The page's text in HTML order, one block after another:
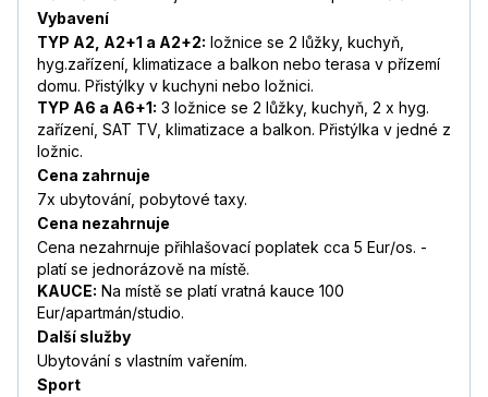
Vybavení
TYP A2, A2+1 a A2+2: ložnice se 2 lůžky, kuchyň,
hyg.zařízení, klimatizace a balkon nebo terasa v přízemí
domu. Přistýlky v kuchyni nebo ložnici.
TYP A6 a A6+1: 3 ložnice se 2 lůžky, kuchyň, 2 x hyg.
zařízení, SAT TV, klimatizace a balkon. Přistýlka v jedné z
ložnic.
Cena zahrnuje
7x ubytování, pobytové taxy.
Cena nezahrnuje
Cena nezahrnuje přihlašovací poplatek cca 5 Eur/os. -
platí se jednorázově na místě.
KAUCE: Na místě se platí vratná kauce 100
Eur/apartmán/studio.
Další služby
Ubytování s vlastním vařením.
Sport